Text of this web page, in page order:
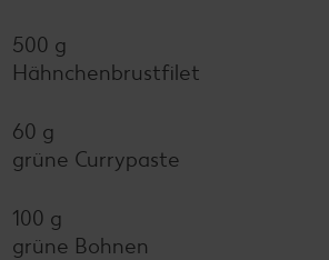
500 g
Hähnchenbrustfilet
60 g
grüne Currypaste
100 g
grüne Bohnen